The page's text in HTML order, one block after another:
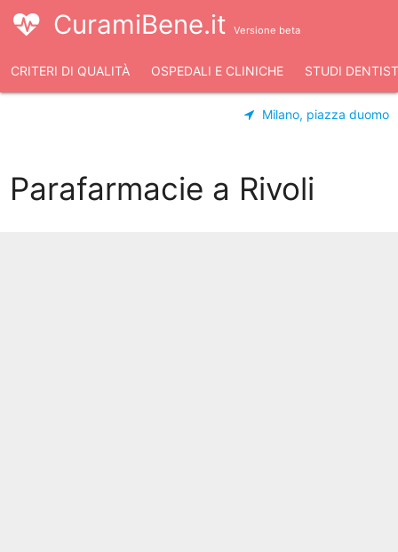
CuramiBene.it Versione beta
CRITERI DI QUALITÀ OSPEDALI E CLINICHE STUDI
Milano, piazza duomo
Parafarmacie a Rivoli